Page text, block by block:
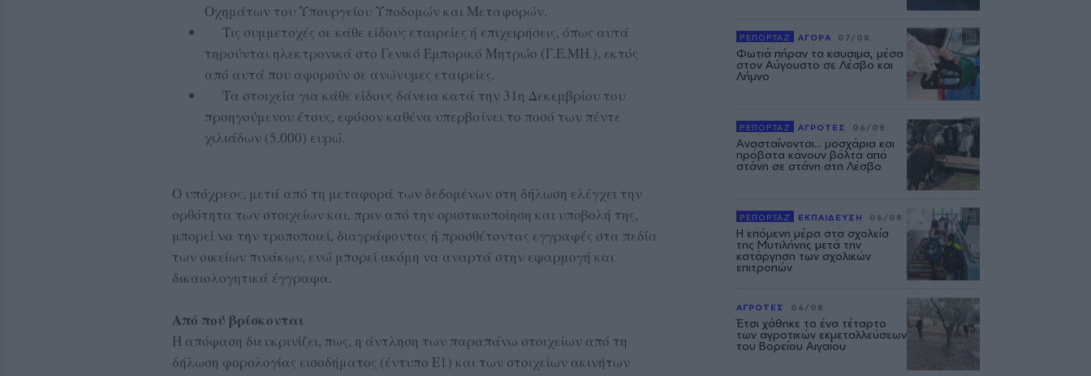
Οχημάτων του Υπουργείου Υποδομών και Μεταφορών.
Τις συμμετοχές σε κάθε είδους εταιρείες ή επιχειρήσεις, όπως αυτά
τηρούνται ηλεκτρονικά στο Γενικό Εμπορικό Μητρώο (Γ.Ε.ΜΗ.), εκτός
από αυτά που αφορούν σε ανώνυμες εταιρείες.
Τα στοιχεία για κάθε είδους δάνεια κατά την 31η Δεκεμβρίου του
προηγούμενου έτους, εφόσον καθένα υπερβαίνει το ποσό των πέντε
χιλιάδων (5.000) ευρώ.
Ο υπόχρεος, μετά από τη μεταφορά των δεδομένων στη δήλωση ελέγχει την
ορθότητα των στοιχείων και, πριν από την οριστικοποίηση και υποβολή της,
μπορεί να την τροποποιεί, διαγράφοντας ή προσθέτοντας εγγραφές στα πεδία
των οικείων πινάκων, ενώ μπορεί ακόμη να αναρτά στην εφαρμογή και
δικαιολογητικά έγγραφα.
Από πού βρίσκονται
Η απόφαση διευκρινίζει, πως, η άντληση των παραπάνω στοιχείων από τη
δήλωση φορολογίας εισοδήματος (έντυπο Ε1) και των στοιχείων ακινήτων
ΡΕΠΟΡΤΑΖ ΑΓΟΡΑ 07/08
Φωτιά πήραν τα καυσιμα, μέσα
στον Αύγουστο σε Λέσβο και
Λήμνο
ΡΕΠΟΡΤΑΖ ΑΓΡΟΤΕΣ 06/08
Ανασταίνονται... μοσχάρια και
πρόβατα κάνουν βόλτα από
στάνη σε στάνη στη Λέσβο
ΡΕΠΟΡΤΑΖ ΕΚΠΑΙΔΕΥΣΗ 06/08
Η επόμενη μέρα στα σχολεία
της Μυτιλήνης μετά την
κατάργηση των σχολικών
επιτροπών
ΑΓΡΟΤΕΣ 06/08
Έτσι χάθηκε το ένα τέταρτο
των αγροτικών εκμεταλλεύσεων
του Βορείου Αιγαίου